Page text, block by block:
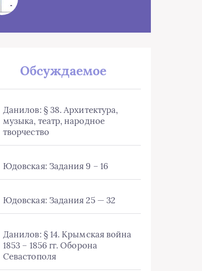
Обсуждаемое
Данилов: § 38. Архитектура,
музыка, театр, народное
творчество
Юдовская: Задания 9 – 16
Юдовская: Задания 25 — 32
Данилов: § 14. Крымская война
1853 – 1856 гг. Оборона
Севастополя